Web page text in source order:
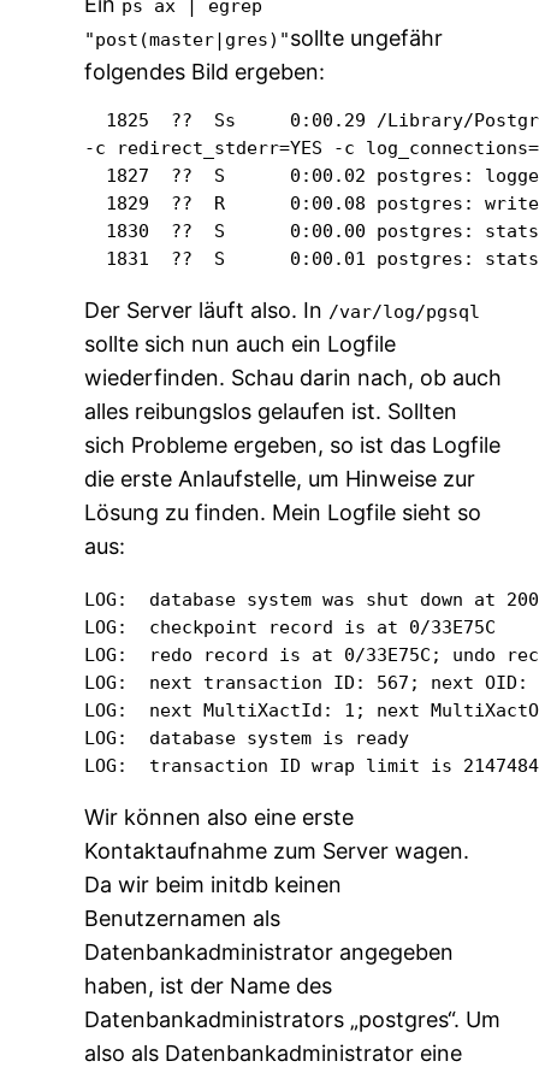
ps ax | egrep
"post(master|gres)"sollte ungefähr
folgendes Bild ergeben:
1825  ??  Ss     0:00.29 /Library/
-c redirect_stderr=YES -c
1827  ??  S      0:00.02 postgres:
1829  ??  R      0:00.08 postgres:
1830  ??  S      0:00.00 postgres:
1831  ??  S      0:00.01 postgres:
Der Server läuft also. In /var/log/pgsql
sollte sich nun auch ein Logfile
wiederfinden. Schau darin nach, ob auch
alles reibungslos gelaufen ist. Sollten
sich Probleme ergeben, so ist das Logfile
die erste Anlaufstelle, um Hinweise zur
Lösung zu finden. Mein Logfile sieht so
aus:
LOG:  database system was shut down at
LOG:  checkpoint record is at 0/33E75C
LOG:  redo record is at 0/33E75C; undo
LOG:  next transaction ID: 567; next OID:
LOG:  next MultiXactId: 1; next
LOG:  database system is ready
LOG:  transaction ID wrap limit is
Wir können also eine erste
Kontaktaufnahme zum Server wagen.
Da wir beim initdb keinen
Benutzernamen als
Datenbankadministrator angegeben
haben, ist der Name des
Datenbankadministrators „postgres“. Um
also als Datenbankadministrator eine